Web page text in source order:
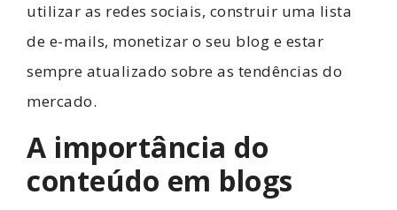
utilizar as redes sociais, construir uma lista
de e-mails, monetizar o seu blog e estar
sempre atualizado sobre as tendências do
mercado.
A importância do
conteúdo em blogs